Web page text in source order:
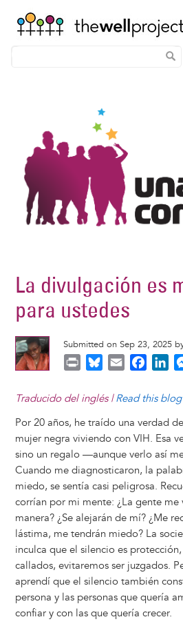
La divulgación es
para ustedes
Submitted on Sep 23, 2025
i
t
u
s
k
y
a
l
c
b
o
o
k
n
e
d
I
n
Traducido del inglés |Read this
Por 20 años, he traído una verdad
mujer negra viviendo con VIH. Esa
sino un regalo —aunque verlo así
Cuando me diagnosticaron, la
miedo, se sentía casi peligrosa.
corrían por mi mente: ¿La gente me
manera? ¿Se alejarán de mí? ¿Me
lástima, me tendrán miedo? La
inculca que el silencio es
callados, evitaremos ser juzgados.
aprendí que el silencio también
persona y las personas que quería
confiar y con las que quería crecer.